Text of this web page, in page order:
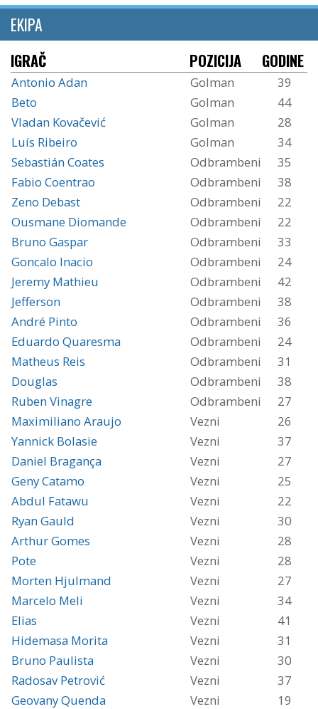
EKIPA
IGRAČ POZICIJA GODINE
Antonio Adan Golman
39
Beto
Golman
44
Vladan Kovačević
Golman
28
Luís Ribeiro
Golman
34
Sebastián Coates
Odbrambeni
35
Fabio Coentrao
Odbrambeni
38
Zeno Debast
Odbrambeni
22
Ousmane Diomande
Odbrambeni
22
Bruno Gaspar
Odbrambeni
33
Goncalo Inacio
Odbrambeni
24
Jeremy Mathieu
Odbrambeni
42
Jefferson
Odbrambeni
38
André Pinto
Odbrambeni
36
Eduardo Quaresma
Odbrambeni
24
Matheus Reis
Odbrambeni
31
Douglas
Odbrambeni
38
Ruben Vinagre
Odbrambeni
27
Maximiliano Araujo
Vezni
26
Yannick Bolasie
Vezni
37
Daniel Bragança
Vezni
27
Geny Catamo
Vezni
25
Abdul Fatawu
Vezni
22
Ryan Gauld
Vezni
30
Arthur Gomes
Vezni
28
Pote
Vezni
28
Morten Hjulmand
Vezni
27
Marcelo Meli
Vezni
34
Elias
Vezni
41
Hidemasa Morita
Vezni
31
Bruno Paulista
Vezni
30
Radosav Petrović
Vezni
37
Geovany Quenda
Vezni
19